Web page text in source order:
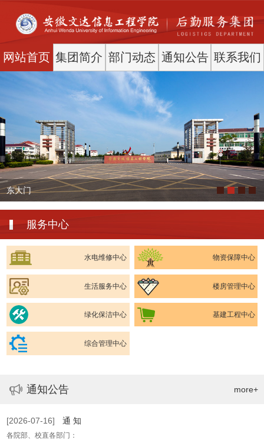
网站首页 集团简介 部门动态 通知公告 联系我们
东大门
服务中心
水电维修中心 物资保障中心
生活服务中心 楼房管理中心
绿化保洁中心 基建工程中心
综合管理中心
通知公告 more+
[2026-07-16] 通 知
各院部、校直各部门：